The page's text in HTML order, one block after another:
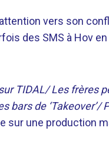
vers son
des SMS à Hov
TIDAL/ Les frères
bars de ‘Takeover’/
sur une production